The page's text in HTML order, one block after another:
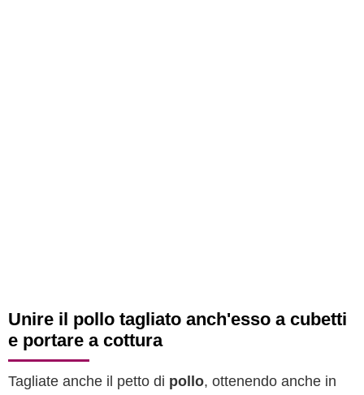
Unire il pollo tagliato anch'esso a cubetti
e portare a cottura
Tagliate anche il petto di pollo, ottenendo anche in